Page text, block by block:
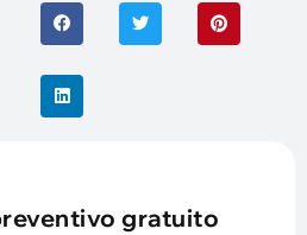
gratuito